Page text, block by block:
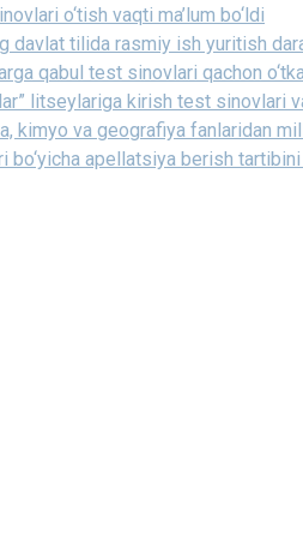
o‘tish vaqti ma’lum bo‘ldi
davlat tilida rasmiy ish yuritish
qabul test sinovlari qachon
litseylariga kirish test sinovlari
kimyo va geografiya fanlaridan
bo‘yicha apellatsiya berish tartibini